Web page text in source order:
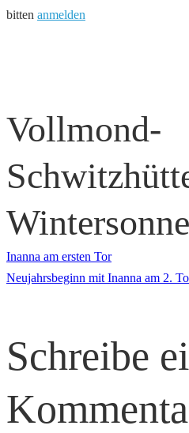
bitten anmelden
Vollmond-
Inanna am ersten Tor
Neujahrsbeginn mit Inanna am 2.
Schreibe